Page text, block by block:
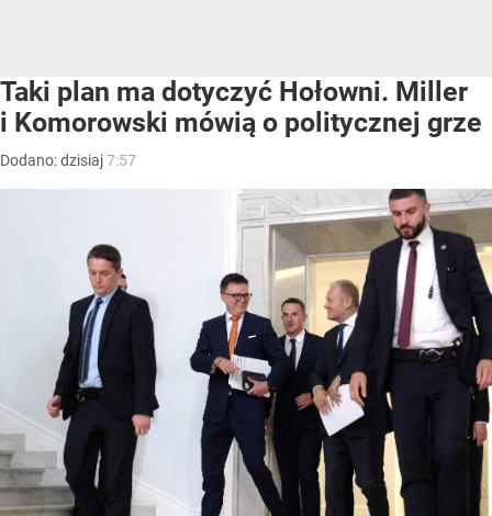
Taki plan ma dotyczyć Hołowni. Miller
i Komorowski mówią o politycznej grze
Dodano:dzisiaj7:57